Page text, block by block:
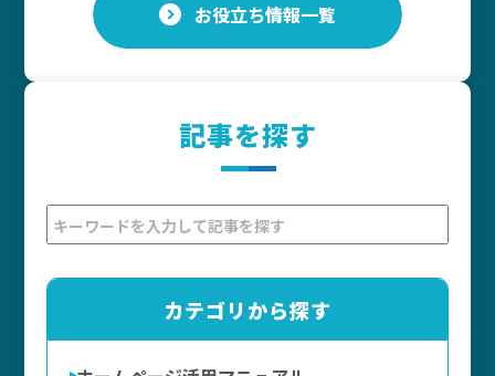
お役立ち情報一覧
記事を探す
カテゴリから探す